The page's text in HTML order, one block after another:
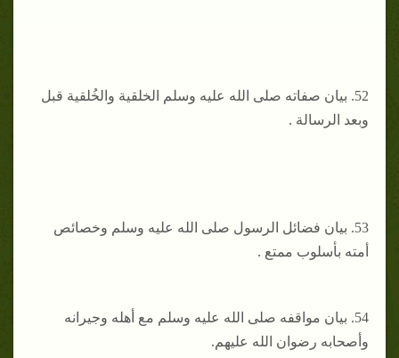
52. ‌بيان صفاته صلى الله عليه وسلم الخلقية والخُلقية قبل
وبعد الرسالة .
53. بيان فضائل الرسول صلى الله عليه وسلم وخصائص
أمته بأسلوب ممتع .
54. بيان مواقفه صلى الله عليه وسلم مع أهله وجيرانه
وأصحابه رضوان الله عليهم.